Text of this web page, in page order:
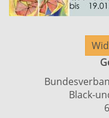
Black-